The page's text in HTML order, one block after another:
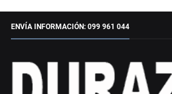
ENVÍA INFORMACIÓN: 099 961 044